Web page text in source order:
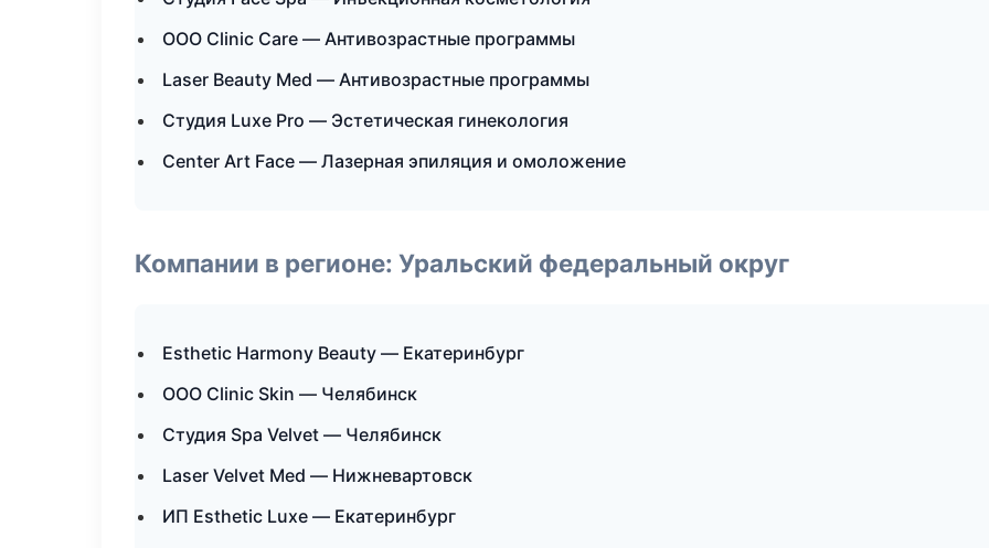
ООО Clinic Care — Антивозрастные программы
Laser Beauty Med — Антивозрастные программы
Студия Luxe Pro — Эстетическая гинекология
Center Art Face — Лазерная эпиляция и омоложение
Компании в регионе: Уральский федеральный округ
Esthetic Harmony Beauty — Екатеринбург
ООО Clinic Skin — Челябинск
Студия Spa Velvet — Челябинск
Laser Velvet Med — Нижневартовск
ИП Esthetic Luxe — Екатеринбург